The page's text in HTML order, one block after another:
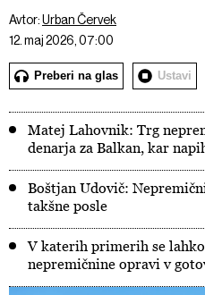
Avtor:Urban Červek
12. maj 2026, 07:00
Preberi na glas Ustavi
Matej Lahovnik: Trg
denarja za Balkan, kar
Boštjan Udovič:
takšne posle
V katerih primerih se
nepremičnine opravi v